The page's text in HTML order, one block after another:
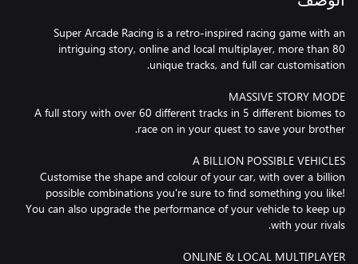
Super Arcade Racing is a retro-inspired racing game with an
intriguing story, online and local multiplayer, more than 80
A full story with over 60 different tracks in 5 different biomes to
Customise the shape and colour of your car, with over a billion
possible combinations you're sure to find something you like!
You can also upgrade the performance of your vehicle to keep up